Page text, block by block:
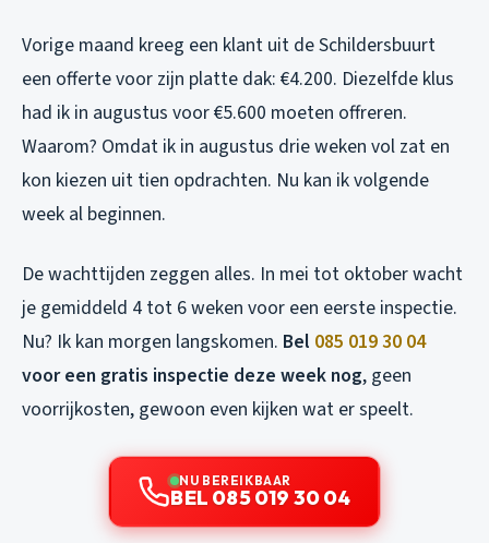
Vorige maand kreeg een klant uit de Schildersbuurt
een offerte voor zijn platte dak: €4.200. Diezelfde klus
had ik in augustus voor €5.600 moeten offreren.
Waarom? Omdat ik in augustus drie weken vol zat en
kon kiezen uit tien opdrachten. Nu kan ik volgende
week al beginnen.
De wachttijden zeggen alles. In mei tot oktober wacht
je gemiddeld 4 tot 6 weken voor een eerste inspectie.
Nu? Ik kan morgen langskomen. Bel 085 019 30 04
voor een gratis inspectie deze week nog, geen
voorrijkosten, gewoon even kijken wat er speelt.
NU BEREIKBAAR
BEL 085 019 30 04